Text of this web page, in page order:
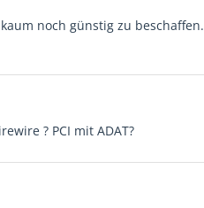
noch günstig zu beschaffen.
? PCI mit ADAT?